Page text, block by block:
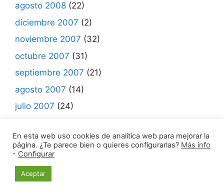
agosto 2008 (22)
diciembre 2007 (2)
noviembre 2007 (32)
octubre 2007 (31)
septiembre 2007 (21)
agosto 2007 (14)
julio 2007 (24)
© 2021 Madrid Mueve •
En esta web uso cookies de analítica web para mejorar la
página. ¿Te parece bien o quieres configurarlas? Más info
- Configurar
Aceptar